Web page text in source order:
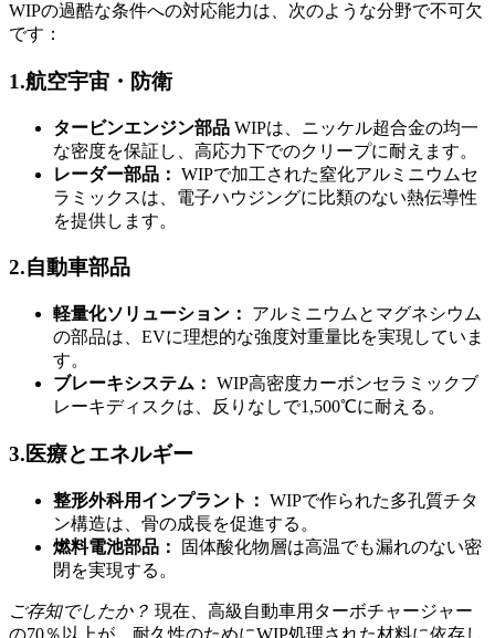
WIPの過酷な条件への対応能力は、次のような分野で不可欠
です：
1.航空宇宙・防衛
タービンエンジン部品 WIPは、ニッケル超合金の均一
な密度を保証し、高応力下でのクリープに耐えます。
レーダー部品： WIPで加工された窒化アルミニウムセ
ラミックスは、電子ハウジングに比類のない熱伝導性
を提供します。
2.自動車部品
軽量化ソリューション： アルミニウムとマグネシウム
の部品は、EVに理想的な強度対重量比を実現していま
す。
ブレーキシステム： WIP高密度カーボンセラミックブ
レーキディスクは、反りなしで1,500℃に耐える。
3.医療とエネルギー
整形外科用インプラント： WIPで作られた多孔質チタ
ン構造は、骨の成長を促進する。
燃料電池部品：
固体酸化物層は高温でも漏れのない密
閉を実現する。
ご存知でしたか？ 現在、高級自動車用ターボチャージャー
の70％以上が、耐久性のためにWIP処理された材料に依存し